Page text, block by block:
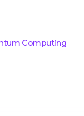
Computing